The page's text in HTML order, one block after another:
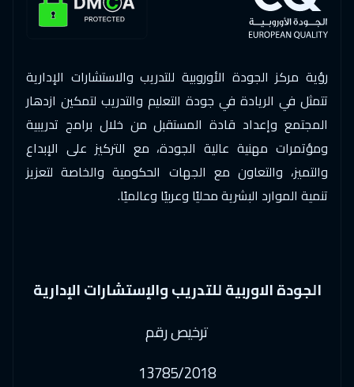
رؤية مركز الجودة الأوروبية للتدريب والاستشارات الإدارية
تتمثل في الريادة في جودة التعليم والتدريب لتمكين ازدهار
المجتمع وإعداد قادة المستقبل من خلال برامج تدريبية
ومؤتمرات مهنية عالية الجودة، مع التركيز على الإبداع
والتميز، والتعاون مع الجهات الحكومية والخاصة لتعزيز
تنمية الموارد البشرية محليًا وعربيًا وعالميًا.
الجودة الاوربية للتدريب والإستشارات الإدارية
ترخيص رقم
13785/2018